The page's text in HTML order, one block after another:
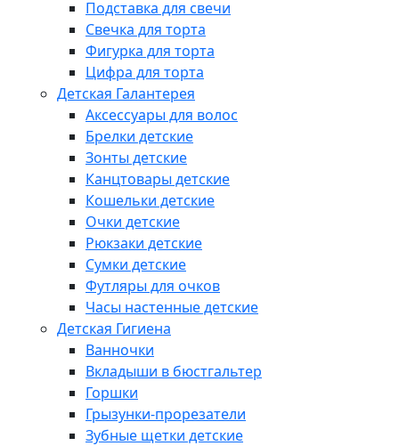
Подставка для свечи
Свечка для торта
Фигурка для торта
Цифра для торта
Детская Галантерея
Аксессуары для волос
Брелки детские
Зонты детские
Канцтовары детские
Кошельки детские
Очки детские
Рюкзаки детские
Сумки детские
Футляры для очков
Часы настенные детские
Детская Гигиена
Ванночки
Вкладыши в бюстгальтер
Горшки
Грызунки-прорезатели
Зубные щетки детские